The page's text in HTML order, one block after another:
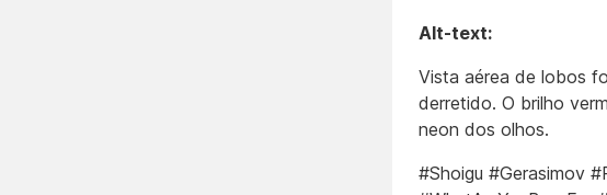
Alt-text:
Vista aérea de lobos
derretido. O brilho
neon dos olhos.
#Shoigu #Gerasimov